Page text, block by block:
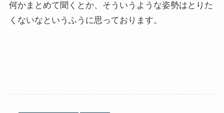
何かまとめて聞くとか、そういうような姿勢はとりた
くないなというふうに思っております。